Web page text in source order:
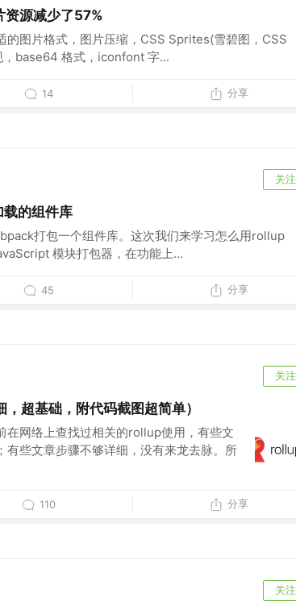
资源减少了57%
的图片格式，图片压缩，CSS Sprites(雪碧图，CSS
，base64 格式，iconfont 字...
14 分享
关注
的组件库
打包一个组件库。这次我们来学习怎么用rollup
模块打包器，在功能上...
45 分享
关注
超基础，附代码截图超简单）
在网络上查找过相关的rollup使用，有些文
有些文章步骤不够详细，没有来龙去脉。所
110 分享
关注